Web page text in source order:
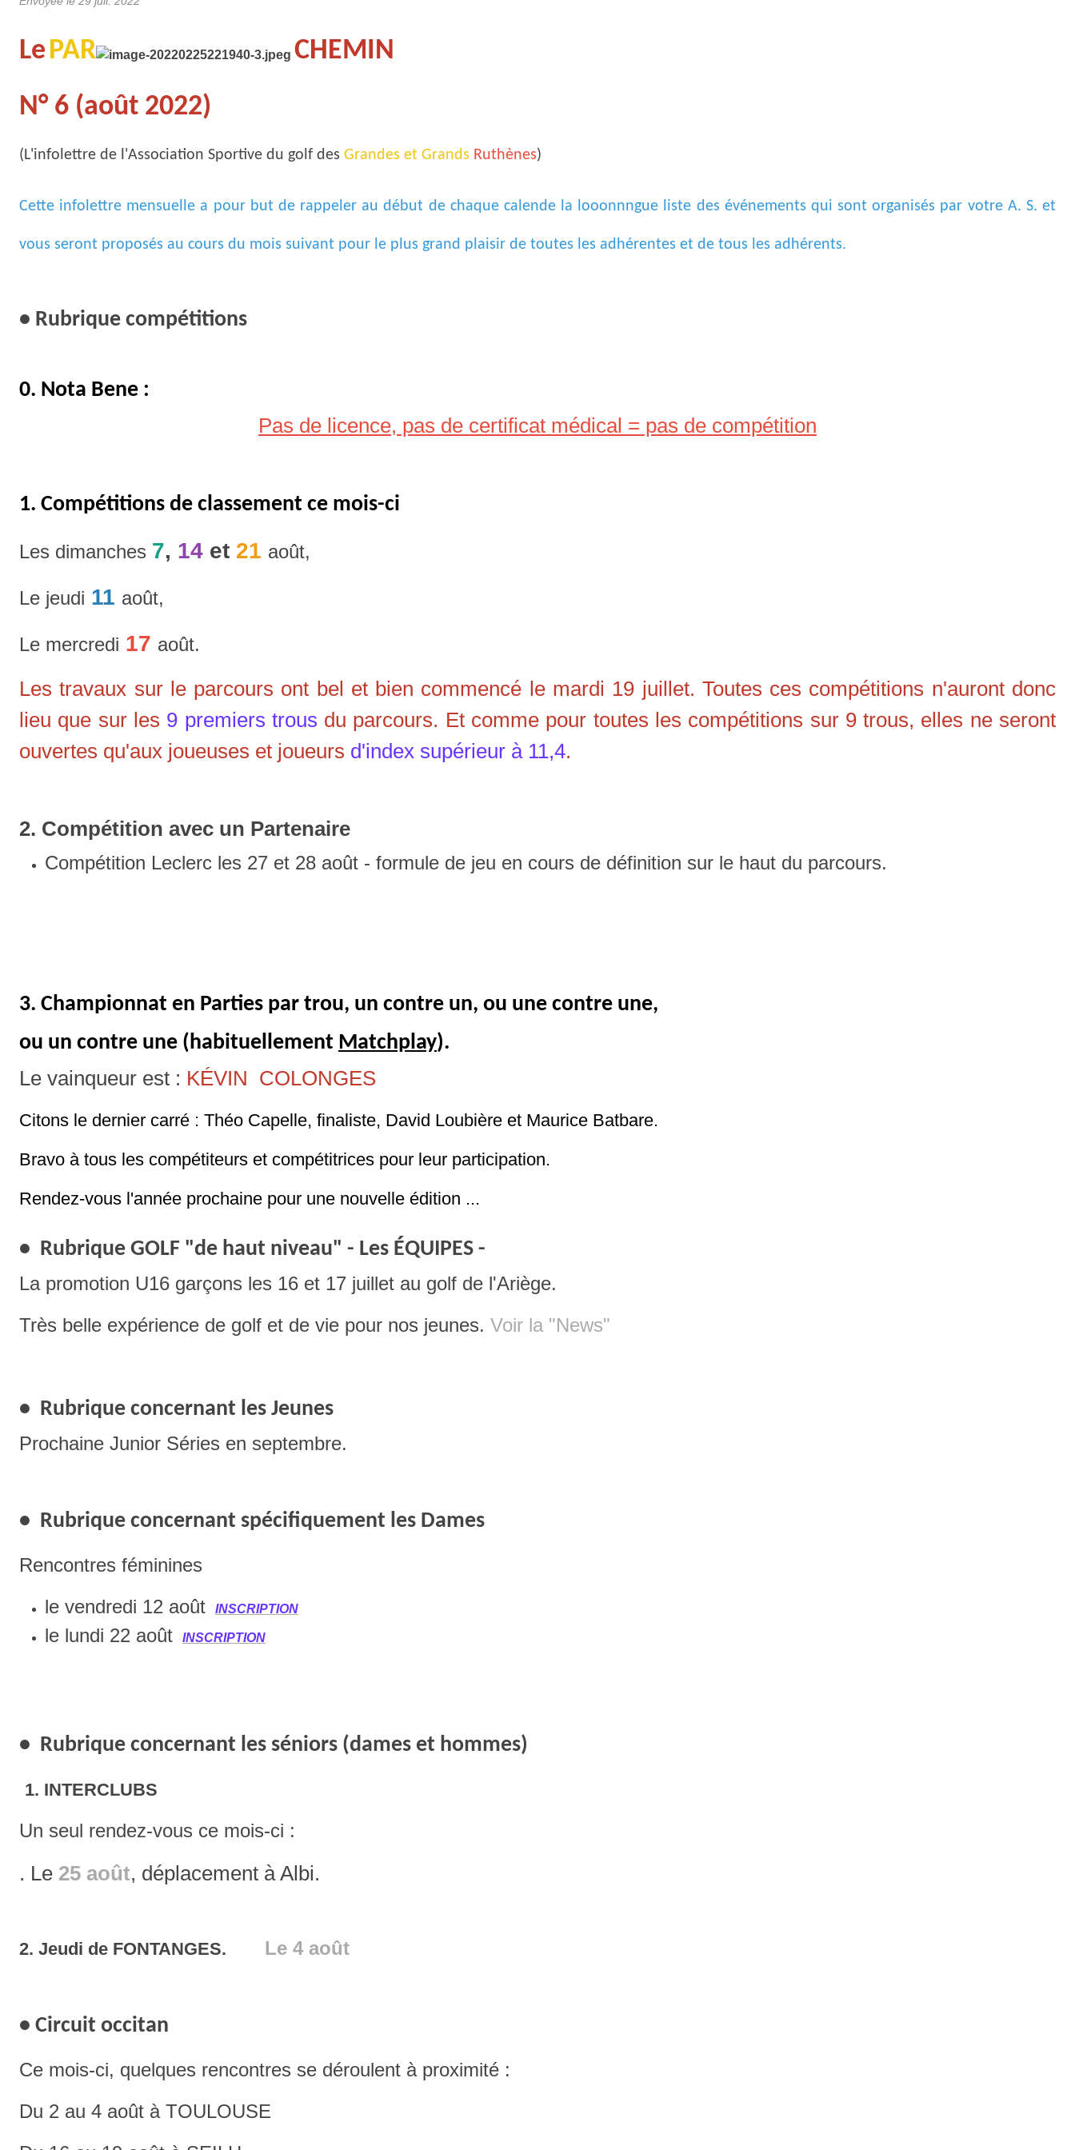
LePAR
CHEMIN
N° 6 (août 2022)
(L'infolettre de l'Association Sportive du golf des Grandes et Grands Ruthènes)
Cette infolettre mensuelle a pour but de rappeler au début de chaque calende la looonnngue liste des événements qui sont organisés par votre A. S. et
vous seront proposés au cours du mois suivant pour le plus grand plaisir de toutes les adhérentes et de tous les adhérents.
• Rubrique compétitions
0. Nota Bene :
Pas de licence, pas de certificat médical = pas de compétition
1. Compétitions de classement ce mois-ci
Les dimanches 7, 14 et 21 août,
Le jeudi 11 août,
Le mercredi 17 août.
Les travaux sur le parcours ont bel et bien commencé le mardi 19 juillet. Toutes ces compétitions n'auront donc
lieu que sur les 9 premiers trous du parcours. Et comme pour toutes les compétitions sur 9 trous, elles ne seront
ouvertes qu'aux joueuses et joueurs d'index supérieur à 11,4.
2. Compétition avec un Partenaire
Compétition Leclerc les 27 et 28 août - formule de jeu en cours de définition sur le haut du parcours.
3. Championnat en Parties par trou, un contre un, ou une contre une,
ou un contre une (habituellement Matchplay).
Le vainqueur est : KÉVIN COLONGES
Citons le dernier carré : Théo Capelle, finaliste, David Loubière et Maurice Batbare.
Bravo à tous les compétiteurs et compétitrices pour leur participation.
Rendez-vous l'année prochaine pour une nouvelle édition ...
• Rubrique GOLF "de haut niveau" - Les ÉQUIPES -
La promotion U16 garçons les 16 et 17 juillet au golf de l'Ariège.
Très belle expérience de golf et de vie pour nos jeunes. Voir la "News"
• Rubrique concernant les Jeunes
Prochaine Junior Séries en septembre.
• Rubrique concernant spécifiquement les Dames
Rencontres féminines
le vendredi 12 août
INSCRIPTION
le lundi 22 août INSCRIPTION
• Rubrique concernant les séniors (dames et hommes)
1. INTERCLUBS
Un seul rendez-vous ce mois-ci :
. Le 25 août, déplacement à Albi.
2. Jeudi de FONTANGES. Le 4 août
• Circuit occitan
Ce mois-ci, quelques rencontres se déroulent à proximité :
Du 2 au 4 août à TOULOUSE